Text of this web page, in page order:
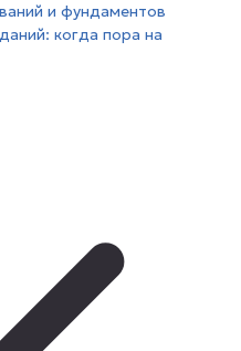
и фундаментов
когда пора на